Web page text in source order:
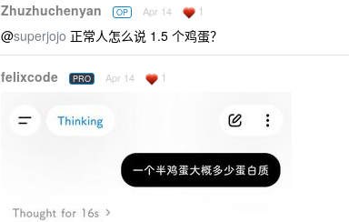
Zhuzhuchenyan OP Apr 14 1
@superjojo 正常人怎么说 1.5 个鸡蛋？
felixcode PRO Apr 14 1